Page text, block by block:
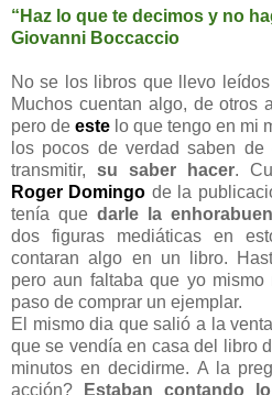
“Haz lo que te decimos y no
Giovanni Boccaccio
No se los libros que llevo
Muchos cuentan algo, de otros
pero de este lo que tengo en mi
los pocos de verdad saben
transmitir, su saber hacer.
Roger Domingo de la
tenía que darle la
dos figuras mediáticas en
contaran algo en un libro.
pero aun faltaba que yo mismo
paso de comprar un ejemplar.
El mismo dia que salió a la
que se vendía en casa del libro
minutos en decidirme. A la
acción?
Estaban contando